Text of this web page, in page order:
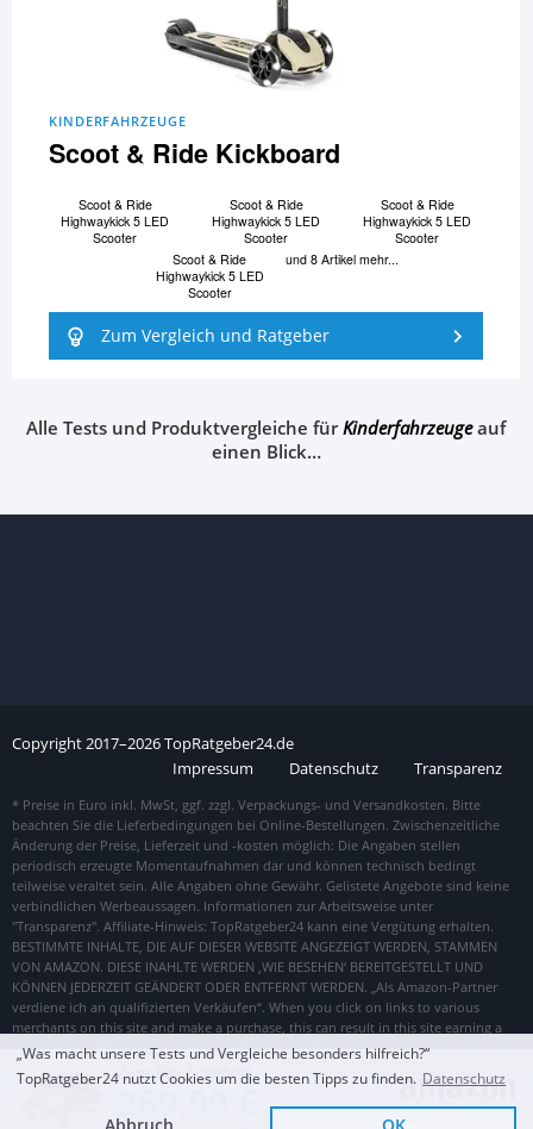
Zum Top Angebot
KINDERFAHRZEUGE
Scoot & Ride Kickboard
Scoot & Ride
Highwaykick 5 LED
Scooter
Scoot & Ride
Highwaykick 5 LED
Scooter
Scoot & Ride
Highwaykick 5 LED
Scooter
Scoot & Ride
Highwaykick 5 LED
Scooter
und 8 Artikel mehr...
Zum Vergleich und Ratgeber
Alle Tests und Produktvergleiche fürKinderfahrzeugeauf
einen Blick…
Copyright2017–2026TopRatgeber24.de
Impressum
Datenschutz Transparenz
„Was macht unsere Tests und Vergleiche besonders hilfreich?“
TopRatgeber24 nutzt Cookies um die besten Tipps zu finden. Datenschutz